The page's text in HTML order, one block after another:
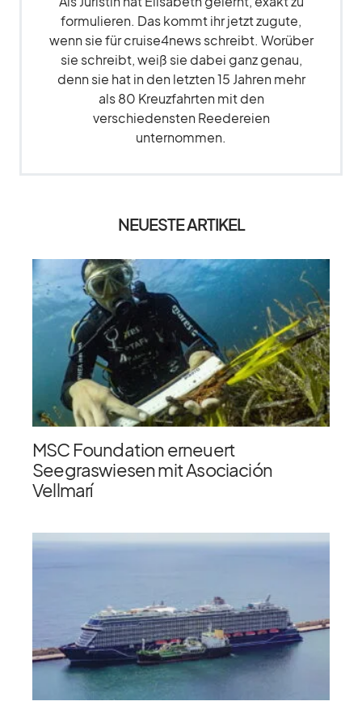
formulieren. Das kommt ihr jetzt zugute,
wenn sie für cruise4news schreibt. Worüber
sie schreibt, weiß sie dabei ganz genau,
denn sie hat in den letzten 15 Jahren mehr
als 80 Kreuzfahrten mit den
verschiedensten Reedereien
unternommen.
NEUESTE ARTIKEL
MSC Foundation erneuert
Seegraswiesen mit Asociación
Vellmarí